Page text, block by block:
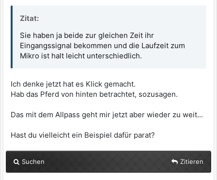
Zitat:
Sie haben ja beide zur gleichen Zeit ihr
Eingangssignal bekommen und die Laufzeit zum
Mikro ist halt leicht unterschiedlich.
Ich denke jetzt hat es Klick gemacht.
Hab das Pferd von hinten betrachtet, sozusagen.
Das mit dem Allpass geht mir jetzt aber wieder zu weit...
Hast du vielleicht ein Beispiel dafür parat?
Suchen Zitieren